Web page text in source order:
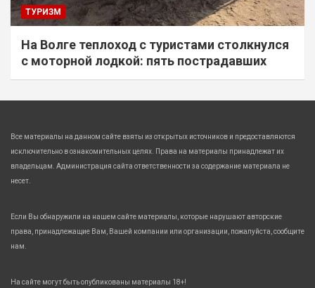
ТУРИЗМ
На Волге теплоход с туристами столкнулся
с моторной лодкой: пять пострадавших
Все материалы на данном сайте взяты из открытых источников и предоставляются
исключительно в ознакомительных целях. Права на материалы принадлежат их
владельцам. Администрация сайта ответственности за содержание материала не
несет.
Если Вы обнаружили на нашем сайте материалы, которые нарушают авторские
права, принадлежащие Вам, Вашей компании или организации, пожалуйста, сообщите
нам.
На сайте могут быть опубликованы материалы 18+!